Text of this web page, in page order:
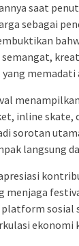
saat
sebagai
yang
inline skate,
sorotan
langsung
menjaga
sosial
ekonomi